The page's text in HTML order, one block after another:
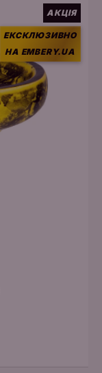
АКЦІЯ
ЕКСКЛЮЗИВНО
НА EMBERY.UA